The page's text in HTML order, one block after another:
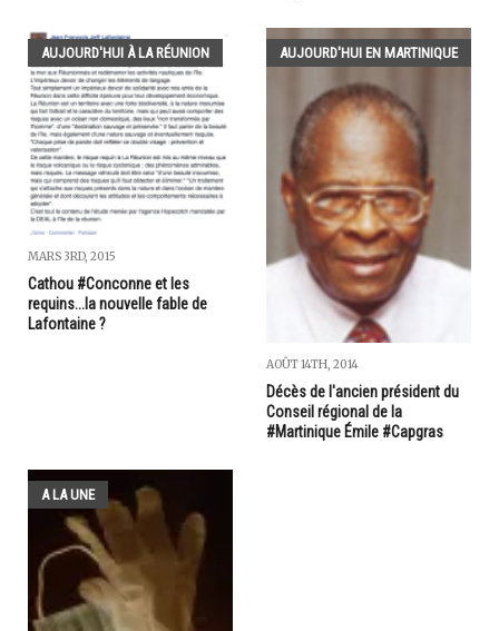
AUJOURD'HUI À LA RÉUNION
MARS 3RD, 2015
Cathou #Conconne et les
requins...la nouvelle fable de
Lafontaine ?
AUJOURD'HUI EN MARTINIQUE
AOÛT 14TH, 2014
Décès de l'ancien président du
Conseil régional de la
#Martinique Émile #Capgras
A LA UNE